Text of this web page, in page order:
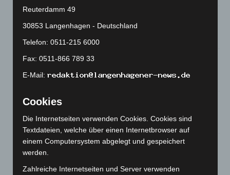
und Bothfeld
8. August 2026
Niedersachsen: Feuerwehrkräfte kehren nach
Hannover: Erste Tigermücken-Population in Niedersachsen
7. August 2026
Brand im „Haus der Begegnung“ in Neuwarmbüchen schnell
eingedämmt
6. August 2026
Reuterdamm 49
30853 Langenhagen - Deutschland
Telefon: 0511-215 6000
Fax: 0511-866 789 33
E-Mail:
Cookies
Die Internetseiten verwenden Cookies. Cookies sind
Textdateien, welche über einen Internetbrowser auf
einem Computersystem abgelegt und gespeichert
werden.
Zahlreiche Internetseiten und Server verwenden